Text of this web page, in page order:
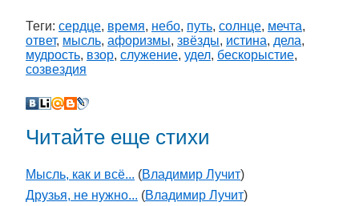
Теги: сердце, время, небо, путь, солнце, мечта,
ответ, мысль, афоризмы, звёзды, истина, дела,
мудрость, взор, служение, удел, бескорыстие,
созвездия
Читайте еще стихи
Мысль, как и всё... (Владимир Лучит)
Друзья, не нужно... (Владимир Лучит)